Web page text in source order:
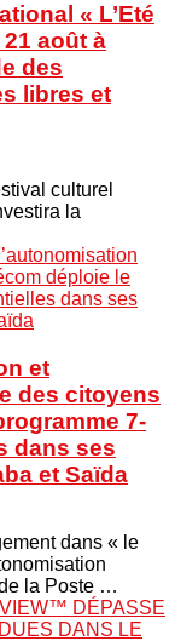
« L’Eté
août à
des
libres et
culturel
la
et
des citoyens
7-
dans ses
et Saïda
dans « le
la Poste …